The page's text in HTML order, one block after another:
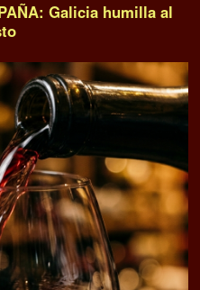
Galicia humilla al